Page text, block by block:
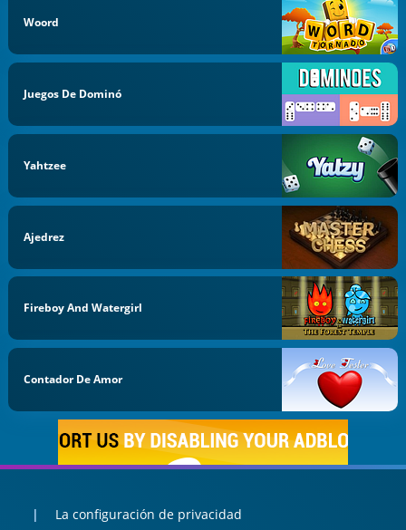
Woord
Juegos De Dominó
Yahtzee
Ajedrez
Fireboy And Watergirl
Contador De Amor
La configuración de privacidad